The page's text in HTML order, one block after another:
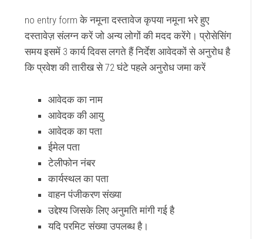
no entry form के नमूना दस्तावेज कृपया नमूना भरे हुए
दस्तावेज़ संलग्न करें जो अन्य लोगों की मदद करेंगे। प्रोसेसिंग
समय इसमें 3 कार्य दिवस लगते हैं निर्देश आवेदकों से अनुरोध है
कि प्रवेश की तारीख से 72 घंटे पहले अनुरोध जमा करें
आवेदक का नाम
आवेदक की आयु
आवेदक का पता
ईमेल पता
टेलीफोन नंबर
कार्यस्थल का पता
वाहन पंजीकरण संख्या
उद्देश्य जिसके लिए अनुमति मांगी गई है
यदि परमिट संख्या उपलब्ध है।